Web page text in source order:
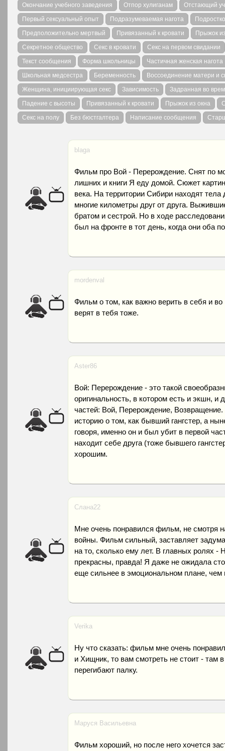
Окончание учебного заведения
Отпор хулиганам
Отстающий
Первый сексуальный опыт
Подразумеваемая нагота
Предположительно мертвый
Привязанный к кровати
Прыжок
Секретное общество
Секс в кровати
Секс на первом свидании
Текст сообщения
Форма школьницы
Частичная женская нагота
Школьная медсестра
Беременность
Воссоединение матери и
Женщина, инициирующая секс
Зависимость
Задранная во
Падение с высоты
Привязанный к кровати Прыжок из окна
Секс на полу
Без бюстгалтера Написание сообщения
blaga
Фильм про Вой - Перерождение. Снят по
лишних и книги Я еду домой. Сюжет
века. На территории Сибири находят
многие километры друг от друга.
братом и сестрой. Но в ходе
был на фронте в тот день, когда они оба
mordenval
Фильм о том, как важно верить в себя и во
верят в тебя тоже.
Aster86
Вой: Перерождение - это такой
оригинальность, в котором есть и экшн,
частей: Вой, Перерождение,
историю о том, как бывший гангстер, а
говоря, именно он и был убит в первой
находит себе друга (тоже бывшего
хорошим.
Слана22
Мне очень понравился фильм, не смотря
войны. Фильм сильный, заставляет
на то, сколько ему лет. В главных ролях
прекрасны, правда! Я даже не ожидала
еще сильнее в эмоциональном плане,
Verika
Ну что сказать: фильм мне очень
и Хищник, то вам смотреть не стоит - там
перегибают палку.
Маруся Васильевна
Фильм хороший, но после него хочется